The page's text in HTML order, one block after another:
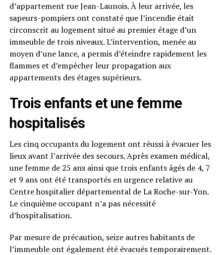
d’appartement rue Jean-Launois. À leur arrivée, les
sapeurs-pompiers ont constaté que l’incendie était
circonscrit au logement situé au premier étage d’un
immeuble de trois niveaux. L’intervention, menée au
moyen d’une lance, a permis d’éteindre rapidement les
flammes et d’empêcher leur propagation aux
appartements des étages supérieurs.
Trois enfants et une femme
hospitalisés
Les cinq occupants du logement ont réussi à évacuer les
lieux avant l’arrivée des secours. Après examen médical,
une femme de 25 ans ainsi que trois enfants âgés de 4, 7
et 9 ans ont été transportés en urgence relative au
Centre hospitalier départemental de La Roche-sur-Yon.
Le cinquième occupant n’a pas nécessité
d’hospitalisation.
Par mesure de précaution, seize autres habitants de
l’immeuble ont également été évacués temporairement.